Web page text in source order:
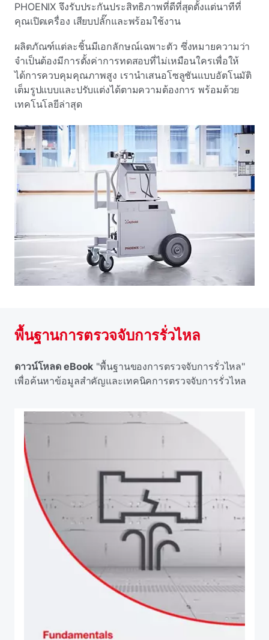
PHOENIX จึงรับประกันประสิทธิภาพที่ดีที่สุดตั้งแต่นาทีที่
คุณเปิดเครื่อง เสียบปลั๊กและพร้อมใช้งาน
ผลิตภัณฑ์แต่ละชิ้นมีเอกลักษณ์เฉพาะตัว ซึ่งหมายความว่า
จําเป็นต้องมีการตั้งค่าการทดสอบที่ไม่เหมือนใครเพื่อให้
ได้การควบคุมคุณภาพสูง เรานําเสนอโซลูชันแบบอัตโนมัติ
เต็มรูปแบบและปรับแต่งได้ตามความต้องการ พร้อมด้วย
เทคโนโลยีล่าสุด
พื้นฐานการตรวจจับการรั่วไหล
ดาวน์โหลด eBook "พื้นฐานของการตรวจจับการรั่วไหล"
เพื่อค้นหาข้อมูลสําคัญและเทคนิคการตรวจจับการรั่วไหล